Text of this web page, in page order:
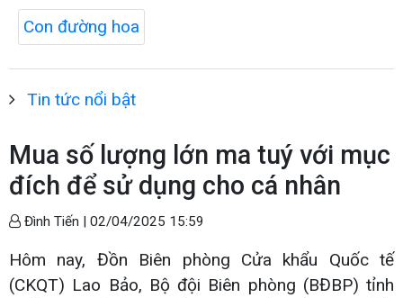
Con đường hoa
Tin tức nổi bật
Mua số lượng lớn ma tuý với mục
đích để sử dụng cho cá nhân
Đình Tiến | 02/04/2025 15:59
Hôm nay, Đồn Biên phòng Cửa khẩu Quốc tế
(CKQT) Lao Bảo, Bộ đội Biên phòng (BĐBP) tỉnh